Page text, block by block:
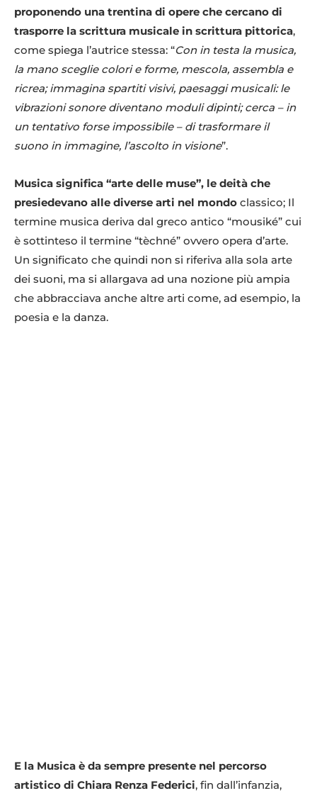
proponendo una trentina di opere che cercano di
trasporre la scrittura musicale in scrittura pittorica,
come spiega l’autrice stessa: “Con in testa la musica,
la mano sceglie colori e forme, mescola, assembla e
ricrea; immagina spartiti visivi, paesaggi musicali: le
vibrazioni sonore diventano moduli dipinti; cerca – in
un tentativo forse impossibile – di trasformare il
suono in immagine, l’ascolto in visione”.
Musica significa “arte delle muse”, le deità che
presiedevano alle diverse arti nel mondo classico; Il
termine musica deriva dal greco antico “mousiké” cui
è sottinteso il termine “tèchné” ovvero opera d’arte.
Un significato che quindi non si riferiva alla sola arte
dei suoni, ma si allargava ad una nozione più ampia
che abbracciava anche altre arti come, ad esempio, la
poesia e la danza.
E la Musica è da sempre presente nel percorso
artistico di Chiara Renza Federici, fin dall’infanzia,